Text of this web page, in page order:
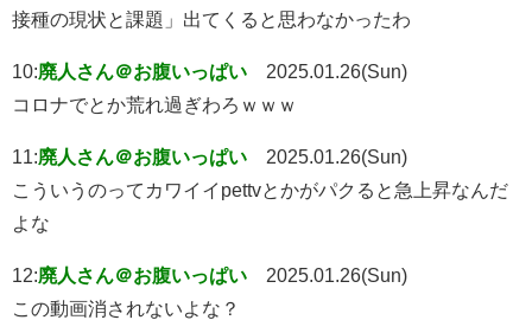
接種の現状と課題」出てくると思わなかったわ
10:廃人さん＠お腹いっぱい
2025.01.26(Sun)
コロナでとか荒れ過ぎわろｗｗｗ
11:廃人さん＠お腹いっぱい
2025.01.26(Sun)
こういうのってカワイイpettvとかがパクると急上昇なんだ
よな
12:廃人さん＠お腹いっぱい
2025.01.26(Sun)
この動画消されないよな？